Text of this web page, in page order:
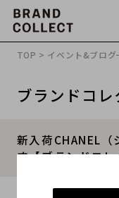
TOP > イベント&ブログ
ブランドコ
新入荷CHANEL
す【ブランドコ